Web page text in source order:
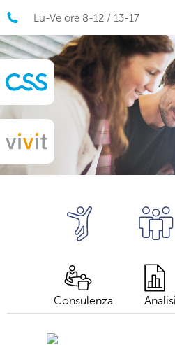
Lu-Ve ore 8-12 / 13-17
Consulenza Analisi